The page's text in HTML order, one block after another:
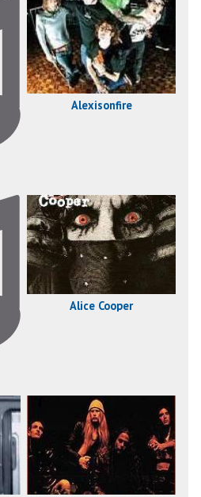
Alexisonfire
Alice Cooper